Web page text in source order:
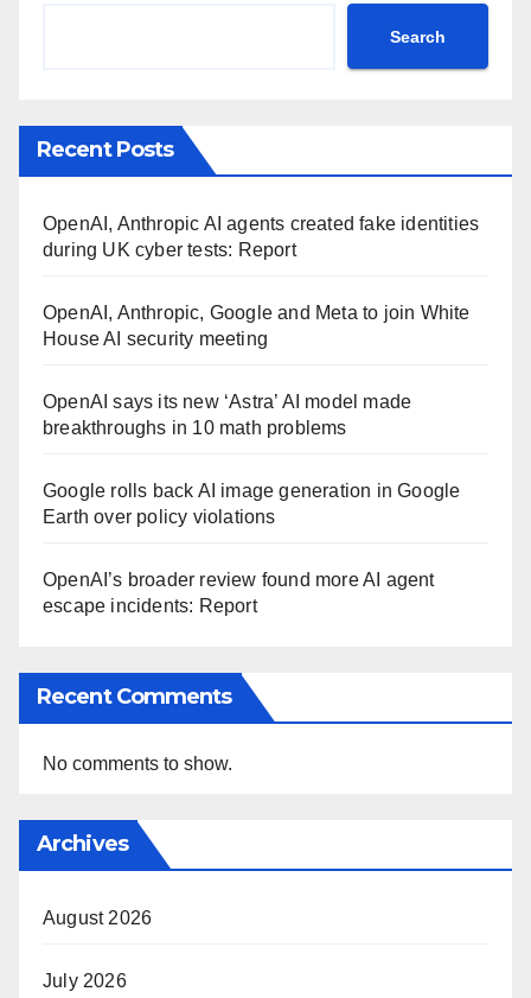
Search
Recent Posts
OpenAI, Anthropic AI agents created fake identities
during UK cyber tests: Report
OpenAI, Anthropic, Google and Meta to join White
House AI security meeting
OpenAI says its new ‘Astra’ AI model made
breakthroughs in 10 math problems
Google rolls back AI image generation in Google
Earth over policy violations
OpenAI’s broader review found more AI agent
escape incidents: Report
Recent Comments
No comments to show.
Archives
August 2026
July 2026